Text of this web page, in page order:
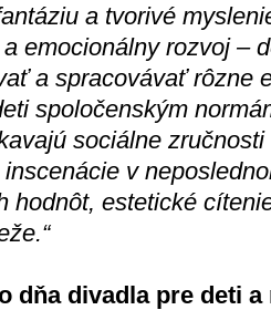
a tvorivé
emocionálny rozvoj –
a spracovávať rôzne
spoločenským
sociálne
v
hodnôt, estetické
dňa divadla pre deti a